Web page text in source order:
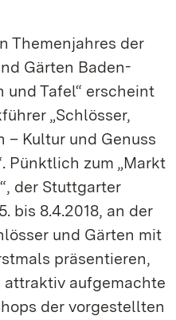
Themenjahres der
Gärten Baden-
und Tafel“ erscheint
„Schlösser,
– Kultur und Genuss
Pünktlich zum „Markt
der Stuttgarter
bis 8.4.2018, an der
und Gärten mit
präsentieren,
aufgemachte
der vorgestellten